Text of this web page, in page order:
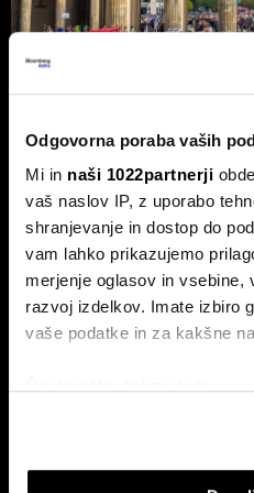
Odgovorna poraba vaših
Mi in naši 1022partnerji
vaš naslov IP, z uporabo
shranjevanje in dostop do
vam lahko prikazujemo
merjenje oglasov in vsebine,
razvoj izdelkov. Imate izbiro
vaše podatke in za kakšne
Identificirati napravo
AfD in potop
'slovenski scenarij'
Septembra v Saški-Anhalt,
Predpomorjanski deželne
Merzeve vlade.